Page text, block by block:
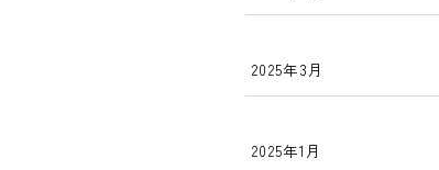
2025年3月
2025年1月